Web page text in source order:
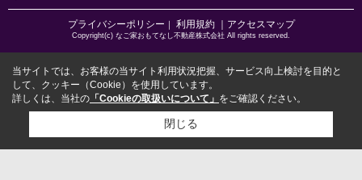
プライバシーポリシー ｜ 利用規約 ｜アクセスマップ
Copyright(c) なご家おもてなし不動産株式会社 All rights reserved.
当サイトでは、お客様の当サイト利用状況把握、サービス向上検討を目的と
して、クッキー（Cookie）を使用しています。
詳しくは、当社の 「Cookieの取扱いについて」 をご確認ください。
閉じる